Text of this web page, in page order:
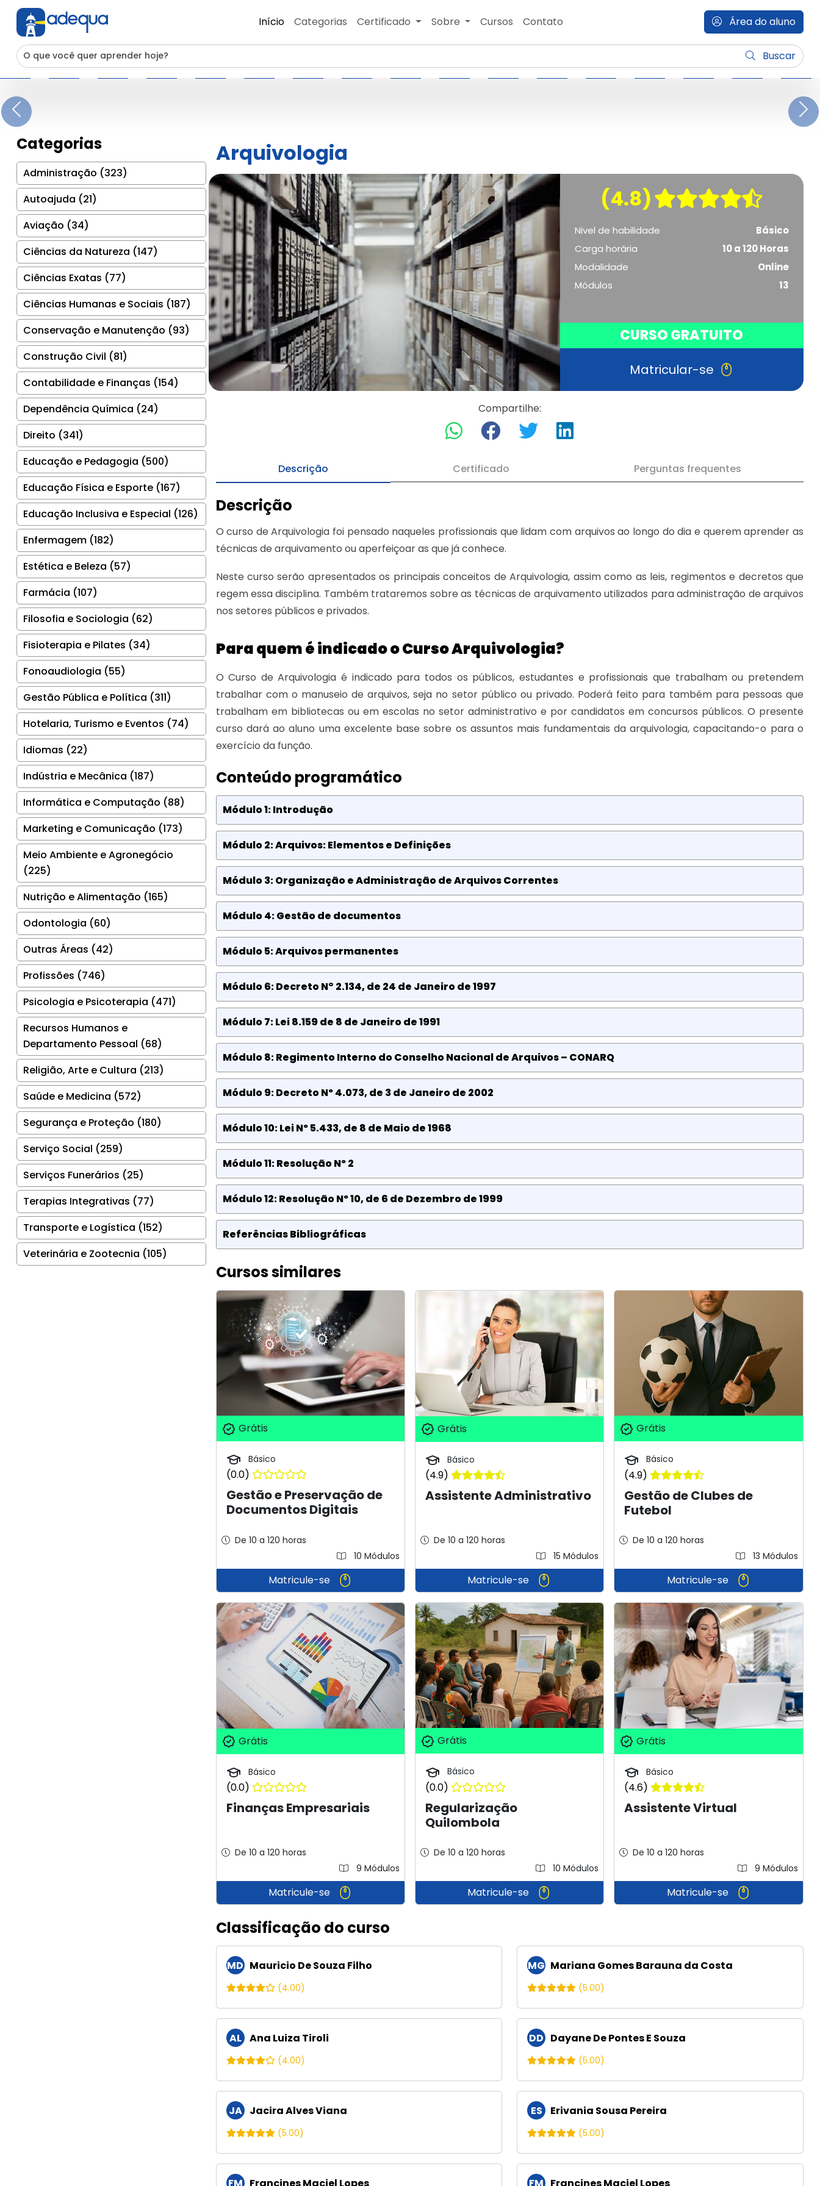
Início Categorias Certificado Sobre Cursos Contato Área do aluno
Buscar
Previous
Categorias
Administração (323)
Autoajuda (21)
Aviação (34)
Ciências da Natureza (147)
Ciências Exatas (77)
Ciências Humanas e Sociais (187)
Conservação e Manutenção (93)
Construção Civil (81)
Contabilidade e Finanças (154)
Dependência Química (24)
Direito (341)
Educação e Pedagogia (500)
Educação Física e Esporte (167)
Educação Inclusiva e Especial (126)
Enfermagem (182)
Estética e Beleza (57)
Farmácia (107)
Filosofia e Sociologia (62)
Fisioterapia e Pilates (34)
Fonoaudiologia (55)
Gestão Pública e Política (311)
Hotelaria, Turismo e Eventos (74)
Idiomas (22)
Indústria e Mecânica (187)
Informática e Computação (88)
Marketing e Comunicação (173)
Meio Ambiente e Agronegócio
(225)
Nutrição e Alimentação (165)
Odontologia (60)
Outras Áreas (42)
Profissões (746)
Psicologia e Psicoterapia (471)
Recursos Humanos e
Departamento Pessoal (68)
Religião, Arte e Cultura (213)
Saúde e Medicina (572)
Segurança e Proteção (180)
Serviço Social (259)
Serviços Funerários (25)
Terapias Integrativas (77)
Transporte e Logística (152)
Veterinária e Zootecnia (105)
Arquivologia
(4.8)
Nivel de habilidade
Básico
Carga horária
10 a 120 Horas
Modalidade
Online
Módulos
13
CURSO GRATUITO
Matricular-se
Compartilhe:
Descrição Certificado Perguntas frequentes
Descrição
O curso de Arquivologia foi pensado naqueles profissionais que lidam com arquivos ao longo do dia e querem aprender as
técnicas de arquivamento ou aperfeiçoar as que já conhece.
Neste curso serão apresentados os principais conceitos de Arquivologia, assim como as leis, regimentos e decretos que
regem essa disciplina. Também trataremos sobre as técnicas de arquivamento utilizados para administração de arquivos
nos setores públicos e privados.
Para quem é indicado o Curso Arquivologia?
O Curso de Arquivologia é indicado para todos os públicos, estudantes e profissionais que trabalham ou pretendem
trabalhar com o manuseio de arquivos, seja no setor público ou privado. Poderá feito para também para pessoas que
trabalham em bibliotecas ou em escolas no setor administrativo e por candidatos em concursos públicos. O presente
curso dará ao aluno uma excelente base sobre os assuntos mais fundamentais da arquivologia, capacitando-o para o
exercício da função.
Conteúdo programático
Módulo 1: Introdução
Módulo 2: Arquivos: Elementos e Definições
Módulo 3: Organização e Administração de Arquivos Correntes
Módulo 4: Gestão de documentos
Módulo 5: Arquivos permanentes
Módulo 6: Decreto N° 2.134, de 24 de Janeiro de 1997
Módulo 7: Lei 8.159 de 8 de Janeiro de 1991
Módulo 8: Regimento Interno do Conselho Nacional de Arquivos – CONARQ
Módulo 9: Decreto Nº 4.073, de 3 de Janeiro de 2002
Módulo 10: Lei Nº 5.433, de 8 de Maio de 1968
Módulo 11: Resolução Nº 2
Módulo 12: Resolução Nº 10, de 6 de Dezembro de 1999
Referências Bibliográficas
Cursos similares
Grátis
Básico
(0.0)
Gestão e Preservação de
Documentos Digitais
De 10 a 120 horas
10 Módulos
Matricule-se
Grátis
Básico
(4.9)
Assistente Administrativo
De 10 a 120 horas
15 Módulos
Matricule-se
Grátis
Básico
(4.9)
Gestão de Clubes de
Futebol
De 10 a 120 horas
13 Módulos
Matricule-se
Grátis
Básico
(0.0)
Finanças Empresariais
De 10 a 120 horas
9 Módulos
Matricule-se
Grátis
Básico
(0.0)
Regularização
Quilombola
De 10 a 120 horas
10 Módulos
Matricule-se
Grátis
Básico
(4.6)
Assistente Virtual
De 10 a 120 horas
9 Módulos
Matricule-se
Classificação do curso
MD Mauricio De Souza Filho
(4.00)
MG Mariana Gomes Barauna da Costa
(5.00)
AL Ana Luiza Tiroli
(4.00)
DD Dayane De Pontes E Souza
(5.00)
JA Jacira Alves Viana
(5.00)
ES Erivania Sousa Pereira
(5.00)